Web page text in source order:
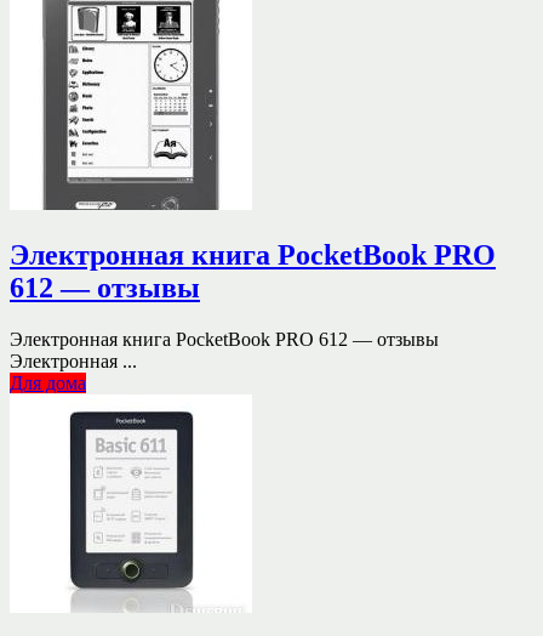
Электронная книга PocketBook PRO
612 — отзывы
Электронная книга PocketBook PRO 612 — отзывы
Электронная ...
Для дома